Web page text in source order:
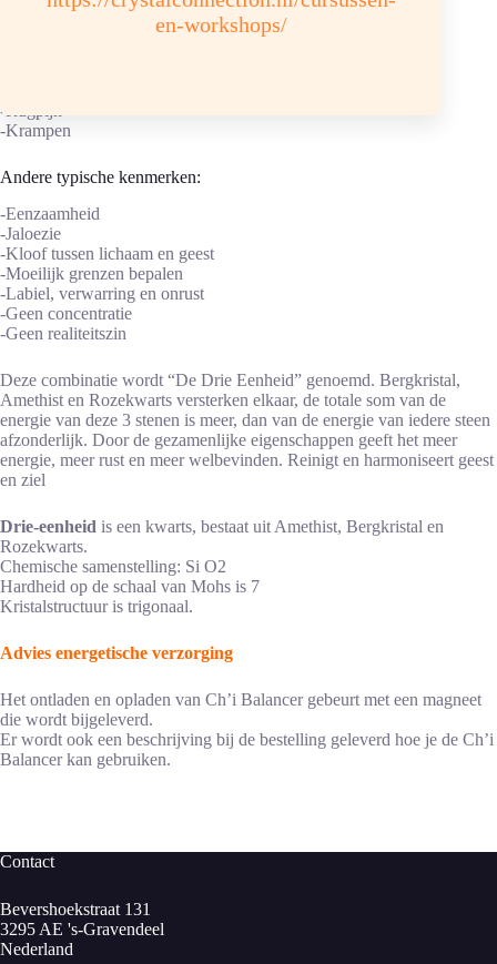
en-workshops/
Functionele verstoringen:
-Rugpijn
-Krampen
Andere typische kenmerken:
-Eenzaamheid
-Jaloezie
-Kloof tussen lichaam en geest
-Moeilijk grenzen bepalen
-Labiel, verwarring en onrust
-Geen concentratie
-Geen realiteitszin
Deze combinatie wordt “De Drie Eenheid” genoemd. Bergkristal,
Amethist en Rozekwarts versterken elkaar, de totale som van de
energie van deze 3 stenen is meer, dan van de energie van iedere steen
afzonderlijk. Door de gezamenlijke eigenschappen geeft het meer
energie, meer rust en meer welbevinden. Reinigt en harmoniseert geest
en ziel
Drie-eenheid is een kwarts, bestaat uit Amethist, Bergkristal en
Rozekwarts.
Chemische samenstelling: Si O2
Hardheid op de schaal van Mohs is 7
Kristalstructuur is trigonaal.
Advies energetische verzorging
Het ontladen en opladen van Ch’i Balancer gebeurt met een magneet
die wordt bijgeleverd.
Er wordt ook een beschrijving bij de bestelling geleverd hoe je de Ch’i
Balancer kan gebruiken.
Contact
Bevershoekstraat 131
3295 AE 's-Gravendeel
Nederland